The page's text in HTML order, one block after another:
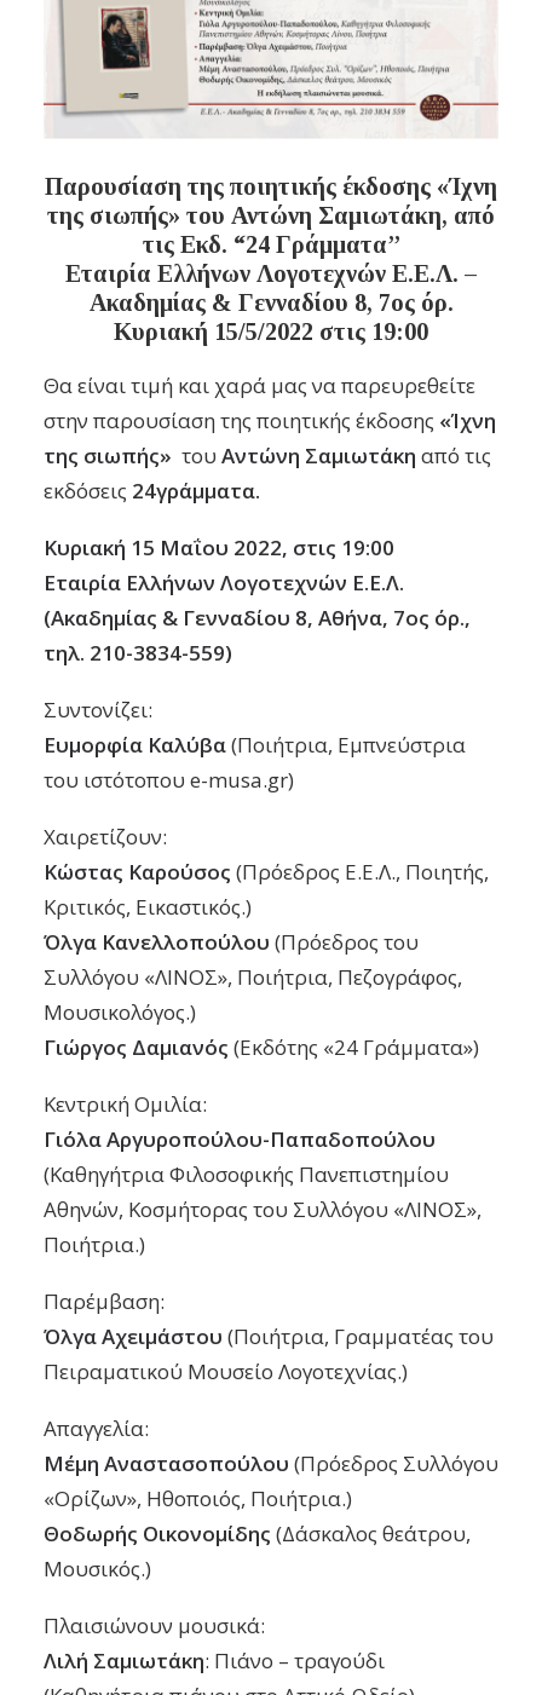
Παρουσίαση της ποιητικής έκδοσης «Ίχνη
της σιωπής» του Αντώνη Σαμιωτάκη, από
τις Εκδ. “24 Γράμματα’’
Εταιρία Ελλήνων Λογοτεχνών Ε.Ε.Λ. –
Ακαδημίας & Γενναδίου 8, 7ος όρ.
Κυριακή 15/5/2022 στις 19:00
Θα είναι τιμή και χαρά μας να παρευρεθείτε
στην παρουσίαση της ποιητικής έκδοσης «Ίχνη
της σιωπής» του Αντώνη Σαμιωτάκη από τις
εκδόσεις 24γράμματα.
Κυριακή 15 Μαΐου 2022, στις 19:00
Εταιρία Ελλήνων Λογοτεχνών Ε.Ε.Λ.
(Ακαδημίας & Γενναδίου 8, Αθήνα, 7ος όρ.,
τηλ. 210-3834-559)
Συντονίζει:
Ευμορφία Καλύβα(Ποιήτρια, Εμπνεύστρια
του ιστότοπου e-musa.gr)
Χαιρετίζουν:
Κώστας Καρούσος (Πρόεδρος Ε.Ε.Λ., Ποιητής,
Κριτικός, Εικαστικός.)
Όλγα Κανελλοπούλου (Πρόεδρος του
Συλλόγου «ΛΙΝΟΣ», Ποιήτρια, Πεζογράφος,
Μουσικολόγος.)
Γιώργος Δαμιανός (Εκδότης «24 Γράμματα»)
Κεντρική Ομιλία:
Γιόλα Αργυροπούλου-Παπαδοπούλου
(Καθηγήτρια Φιλοσοφικής Πανεπιστημίου
Αθηνών, Κοσμήτορας του Συλλόγου «ΛΙΝΟΣ»,
Ποιήτρια.)
Παρέμβαση:
Όλγα Αχειμάστου (Ποιήτρια, Γραμματέας του
Πειραματικού Μουσείο Λογοτεχνίας.)
Απαγγελία:
Μέμη Αναστασοπούλου (Πρόεδρος Συλλόγου
«Ορίζων», Ηθοποιός, Ποιήτρια.)
Θοδωρής Οικονομίδης (Δάσκαλος θεάτρου,
Μουσικός.)
Πλαισιώνουν μουσικά:
Λιλή Σαμιωτάκη: Πιάνο – τραγούδι